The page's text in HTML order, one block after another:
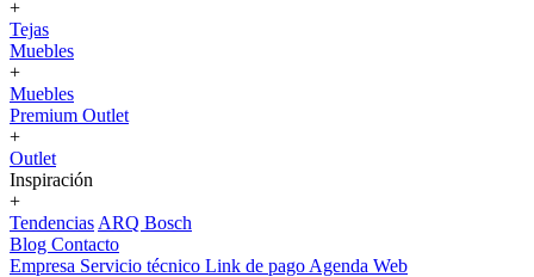
+
Tejas
Muebles
+
Muebles
Premium Outlet
+
Outlet
Inspiración
+
Tendencias ARQ Bosch
Blog Contacto
Empresa Servicio técnico Link de pago Agenda Web